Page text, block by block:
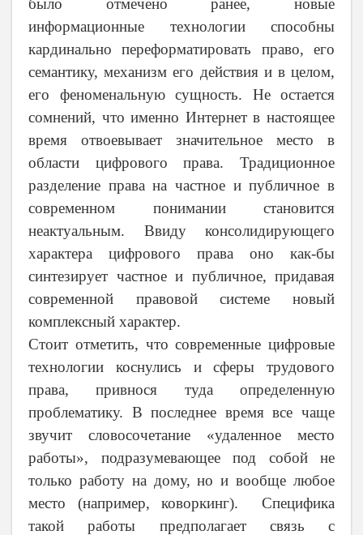
информационные технологии способны
кардинально переформатировать право, его
семантику, механизм его действия и в целом,
его феноменальную сущность. Не остается
сомнений, что именно Интернет в настоящее
время отвоевывает значительное место в
области цифрового права. Традиционное
разделение права на частное и публичное в
современном понимании становится
неактуальным. Ввиду консолидирующего
характера цифрового права оно как-бы
синтезирует частное и публичное, придавая
современной правовой системе новый
комплексный характер.
Стоит отметить, что современные цифровые
технологии коснулись и сферы трудового
права, привнося туда определенную
проблематику. В последнее время все чаще
звучит словосочетание «удаленное место
работы», подразумевающее под собой не
только работу на дому, но и вообще любое
место (например, коворкинг). Специфика
такой работы предполагает связь с